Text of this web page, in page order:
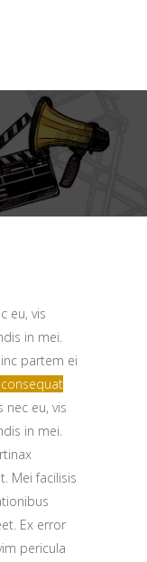
eu, vis
in mei.
partem ei
eu, vis
in mei.
Mei facilisis
Ex error
pericula